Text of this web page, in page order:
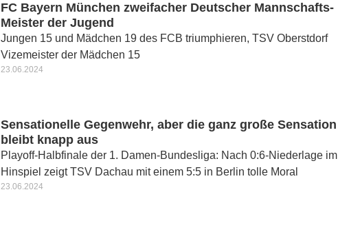
FC Bayern München zweifacher Deutscher Mannschafts-
Meister der Jugend
Jungen 15 und Mädchen 19 des FCB triumphieren, TSV Oberstdorf
Vizemeister der Mädchen 15
23.06.2024
Sensationelle Gegenwehr, aber die ganz große Sensation
bleibt knapp aus
Playoff-Halbfinale der 1. Damen-Bundesliga: Nach 0:6-Niederlage im
Hinspiel zeigt TSV Dachau mit einem 5:5 in Berlin tolle Moral
23.06.2024